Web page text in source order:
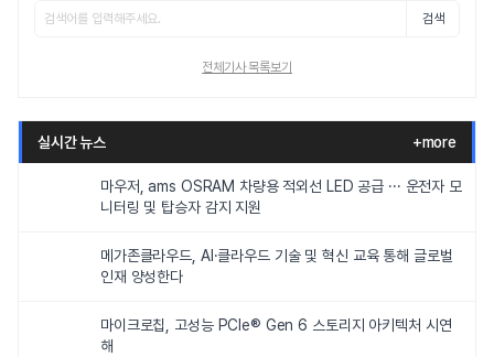
검색
전체기사 목록보기
실시간 뉴스 +more
마우저, ams OSRAM 차량용 적외선 LED 공급 ··· 운전자 모
니터링 및 탑승자 감지 지원
메가존클라우드, AI·클라우드 기술 및 혁신 교육 통해 글로벌
인재 양성한다
마이크로칩, 고성능 PCIe® Gen 6 스토리지 아키텍처 시연
해